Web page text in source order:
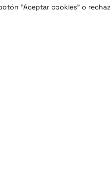
"Aceptar cookies" o